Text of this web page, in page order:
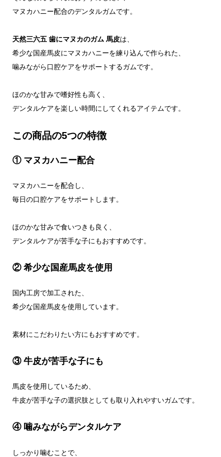
マヌカハニー配合のデンタルガムです。
天然三六五 歯にマヌカのガム 馬皮は、
希少な国産馬皮にマヌカハニーを練り込んで作られた、
噛みながら口腔ケアをサポートするガムです。
ほのかな甘みで嗜好性も高く、
デンタルケアを楽しい時間にしてくれるアイテムです。
この商品の5つの特徴
① マヌカハニー配合
マヌカハニーを配合し、
毎日の口腔ケアをサポートします。
ほのかな甘みで食いつきも良く、
デンタルケアが苦手な子にもおすすめです。
② 希少な国産馬皮を使用
国内工房で加工された、
希少な国産馬皮を使用しています。
素材にこだわりたい方にもおすすめです。
③ 牛皮が苦手な子にも
馬皮を使用しているため、
牛皮が苦手な子の選択肢としても取り入れやすいガムです。
④ 噛みながらデンタルケア
しっかり噛むことで、